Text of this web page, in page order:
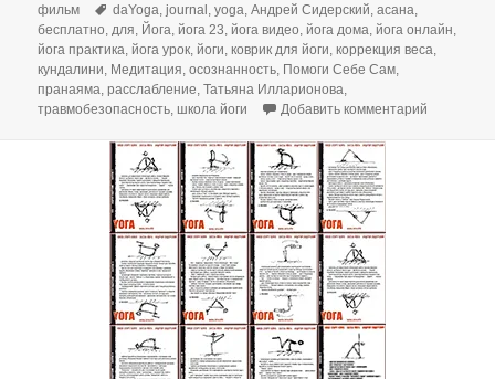
фильм
Метки
daYoga,journal ,yoga,Андрей Сидерский,асана,
бесплатно,для, Йога,йога 23,йога видео,йога дома,йога онлайн,
йога практика,йога урок,йоги,коврик для йоги,коррекция веса,
кундалини, Медитация,осознанность, Помоги Себе Сам,
пранаяма,расслабление,Татьяна Илларионова,
травмобезопасность,школа йоги Добавить комментарий